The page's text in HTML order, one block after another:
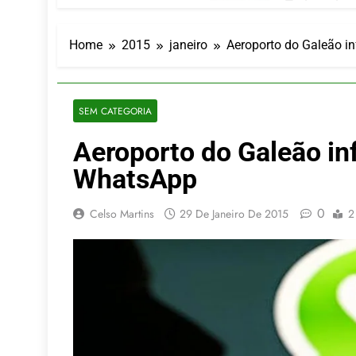
Turismo
Hotel
Executivo
5 De Agosto De
Azul
Home 2015 janeiro Aeroporto do Galeão
SEM CATEGORIA
Aeroporto do Galeão
WhatsApp
Celso Martins 29 De Janeiro De 2015 0